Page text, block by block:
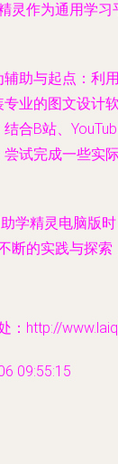
灵作为通用学
助与起点 ：利
专业的图文设计
结合B站、
尝试完成一些实
学精灵电脑版
断的实践与探
：http://
09:55:15